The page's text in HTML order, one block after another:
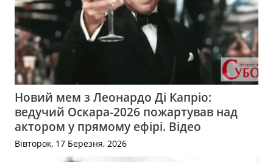
Новий мем з Леонардо Ді Капріо:
ведучий Оскара-2026 пожартував над
актором у прямому ефірі. Відео
Вівторок, 17 Березня, 2026